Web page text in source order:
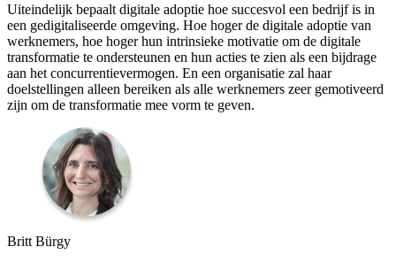
Uiteindelijk bepaalt digitale adoptie hoe succesvol een bedrijf is in
een gedigitaliseerde omgeving. Hoe hoger de digitale adoptie van
werknemers, hoe hoger hun intrinsieke motivatie om de digitale
transformatie te ondersteunen en hun acties te zien als een bijdrage
aan het concurrentievermogen. En een organisatie zal haar
doelstellingen alleen bereiken als alle werknemers zeer gemotiveerd
zijn om de transformatie mee vorm te geven.
Britt Bürgy